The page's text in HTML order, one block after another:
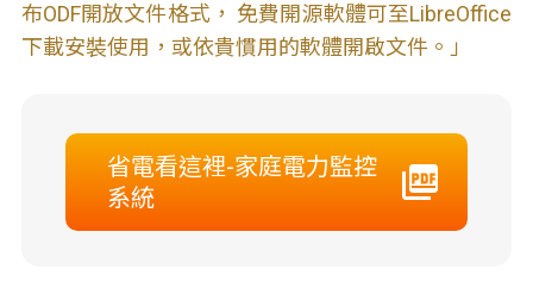
布ODF開放文件格式， 免費開源軟體可至LibreOffice
下載安裝使用，或依貴慣用的軟體開啟文件。」
省電看這裡-家庭電力監控
系統